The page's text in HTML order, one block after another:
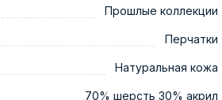
Прошлые коллекции
Перчатки
Натуральная кожа
70% шерсть 30% акрил